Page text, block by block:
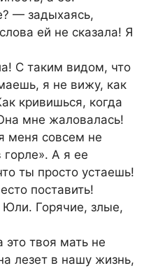
— задыхаясь,
ей не сказала! Я
С таким видом, что
я не вижу, как
кривишься, когда
мне жаловалась!
меня совсем не
горле». А я ее
ты просто устаешь!
поставить!
Юли. Горячие, злые,
твоя мать не
лезет в нашу жизнь,